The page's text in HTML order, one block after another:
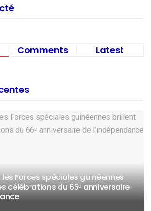
Comments Latest
les Forces spéciales guinéennes
célébrations du 66ᵉ anniversaire